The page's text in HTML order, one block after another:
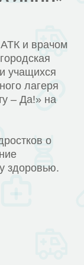
и врачом
учащихся
лагеря
– Да!» на
о
здоровью.